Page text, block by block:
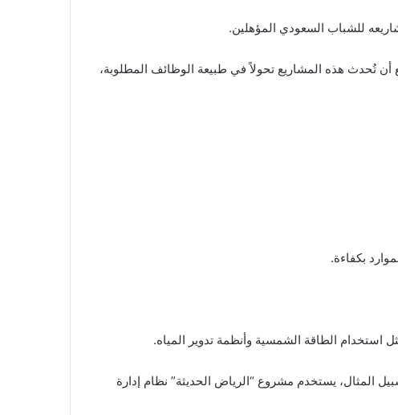
أن تُحدث هذه المشاريع تحولاً في طبيعة الوظائف المطلوبة،
بكفاءة.
الطاقة الشمسية وأنظمة تدوير المياه.
المثال، يستخدم مشروع “الرياض الحديثة” نظام إدارة